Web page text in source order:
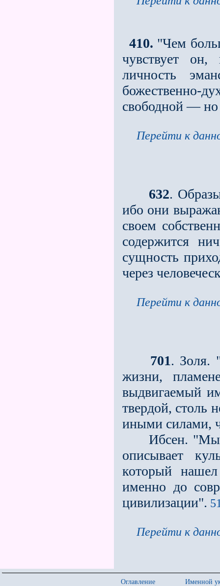
410. "Чем
чувствует он,
личность
божественно-
свободной — но
Перейти к
632.
ибо они
своем
содержится
сущность
через
Перейти к
701. Золя.
жизни,
выдвигаемый
твердой, столь
иными силами,
Ибсен. "Мы
описывает
который
именно до
цивилизации".
Перейти к
Оглавление
Именной